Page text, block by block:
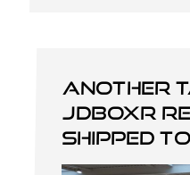
Another
JDBOXR
shipped